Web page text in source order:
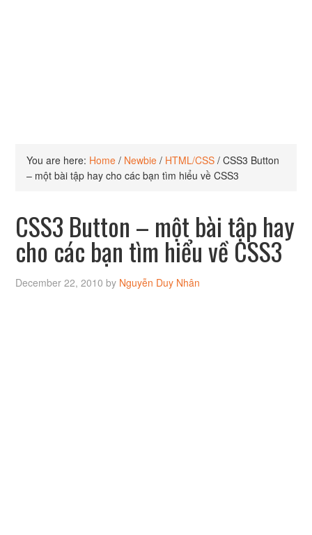
You are here: Home / Newbie / HTML/CSS / CSS3 Button
– một bài tập hay cho các bạn tìm hiểu về CSS3
CSS3 Button – một bài tập hay
cho các bạn tìm hiểu về CSS3
December 22, 2010 by Nguyễn Duy Nhân